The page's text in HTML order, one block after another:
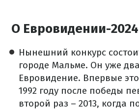
О Евровидении-2024
Нынешний конкурс
городе Мальме. Он уже
Евровидение. Впервые
1992 году после победы
второй раз – 2013, когда